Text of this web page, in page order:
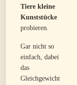
Tiere kleine
Kunststücke
probieren.
Gar nicht so
einfach, dabei
das
Gleichgewicht